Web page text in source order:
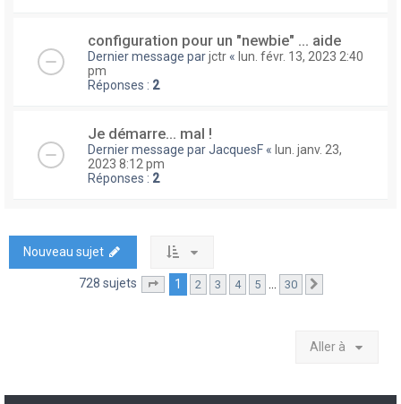
configuration pour un "newbie" ... aide
Dernier message parjctr « lun. févr. 13, 2023 2:40
pm
Réponses : 2
Je démarre... mal !
Dernier message parJacquesF « lun. janv. 23,
2023 8:12 pm
Réponses : 2
Nouveau sujet
728 sujets Page sur30
1 2 3 4 5 … 30
Aller à